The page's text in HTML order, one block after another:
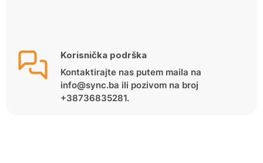
Korisnička podrška
Kontaktirajte nas putem maila na
info@sync.ba ili pozivom na broj
+38736835281.